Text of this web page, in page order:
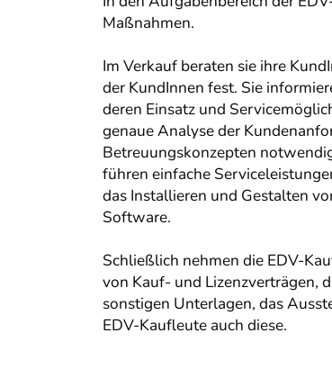
Maßnahmen.
Im Verkauf beraten sie ihre
der KundInnen fest. Sie
deren Einsatz und
genaue Analyse der
Betreuungskonzepten
führen einfache
das Installieren und Gestalten
Software.
Schließlich nehmen die EDV-
von Kauf- und Lizenzverträgen,
sonstigen Unterlagen, das
EDV-Kaufleute auch diese.